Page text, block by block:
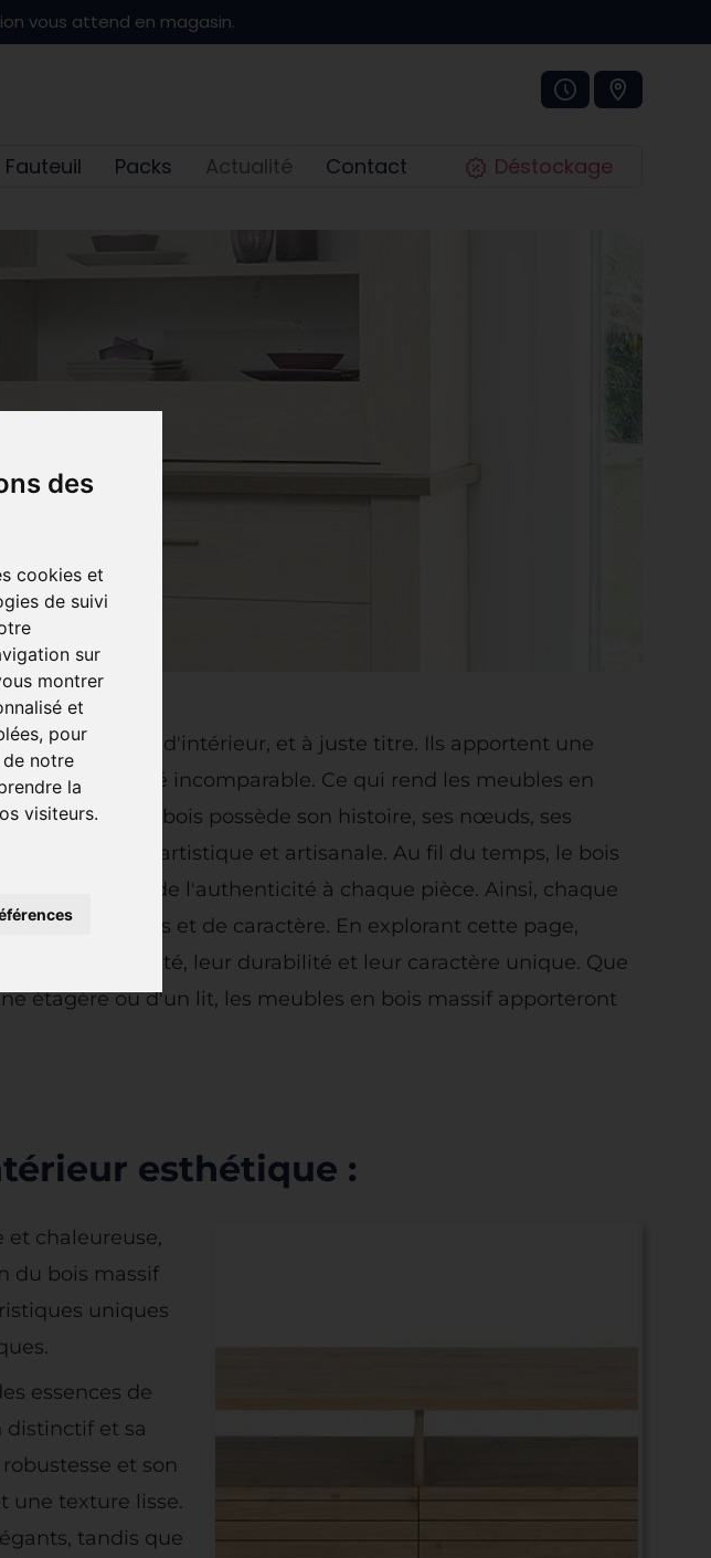
des
cookies et
de suivi
sur
montrer
et
pour
notre
la
visiteurs.
vous attend en magasin.
Fauteuil Packs Actualité Contact Déstockage
la décoration d'intérieur, et à juste titre. Ils apportent une
une longévité incomparable. Ce qui rend les meubles en
morceau de bois possède son histoire, ses nœuds, ses
dimension artistique et artisanale. Au fil du temps, le bois
la valeur et de l'authenticité à chaque pièce. Ainsi, chaque
d'émotions et de caractère. En explorant cette page,
par leur beauté, leur durabilité et leur caractère unique. Que
étagère ou d'un lit, les meubles en bois massif apporteront
esthétique :
chaleureuse,
du bois massif
uniques
essences de
distinctif et sa
et son
une texture lisse.
tandis que